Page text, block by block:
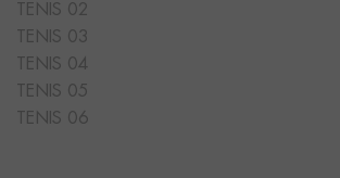
TENIS 02
TENIS 03
TENIS 04
TENIS 05
TENIS 06